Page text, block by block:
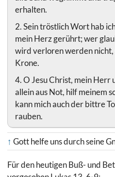
erhalten.
2. Sein tröstlich Wort hab
mein Herz gerührt; wer
wird verloren werden nicht,
Krone.
4. O Jesu Christ, mein
allein aus Not, hilf meinem
kann mich auch der bittre
rauben.
↑ Gott helfe uns durch seine
Für den heutigen Buß- und